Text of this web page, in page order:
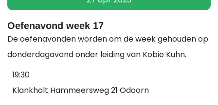
Oefenavond week 17
De oefenavonden worden om de week gehouden op
donderdagavond onder leiding van Kobie Kuhn.
19:30
Klankholt Hammeersweg 21 Odoorn